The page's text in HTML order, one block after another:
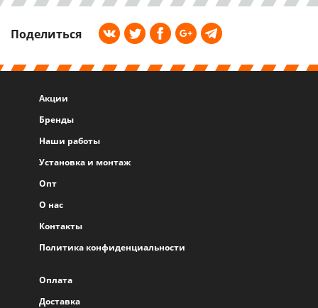
Поделиться
Акции
Бренды
Наши работы
Установка и монтаж
Опт
О нас
Контакты
Политика конфиденциальности
Оплата
Доставка